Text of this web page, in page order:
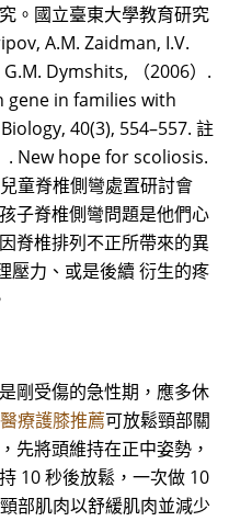
。國立臺東大學教育研究
A.M. Zaidman, I.V.
Dymshits, （2006）.
in families with
40(3), 554–557. 註
. New hope for scoliosis.
童脊椎側彎處置研討會
子脊椎側彎問題是他們心
脊椎排列不正所帶來的異
壓力、或是後續 衍生的疼
剛受傷的急性期，應多休
醫療護膝推薦可放鬆頸部關
先將頭維持在正中姿勢，
10 秒後放鬆，一次做 10
部肌肉以舒緩肌肉並減少